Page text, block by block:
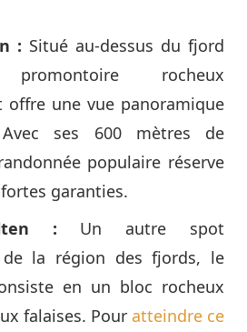
: Situé au-dessus du fjord
rocheux
offre une vue panoramique
Avec ses 600 mètres de
populaire réserve
garanties.
: Un autre spot
de la région des fjords, le
en un bloc rocheux
falaises. Pour atteindre ce